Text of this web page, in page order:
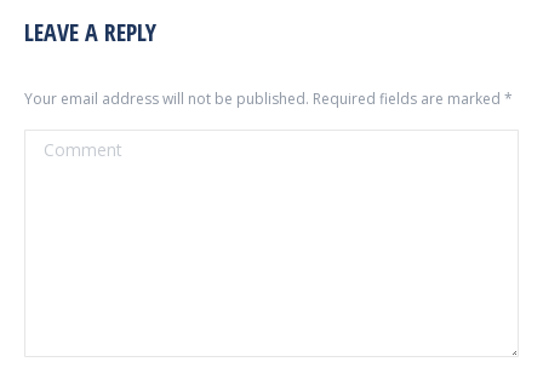
LEAVE A REPLY
Your email address will not be published. Required fields are marked *
Comment